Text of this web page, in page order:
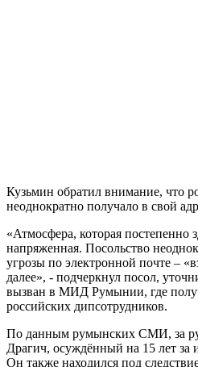
Кузьмин обратил внимание, что
неоднократно получало в свой
«Атмосфера, которая постепенно
напряженная. Посольство
угрозы по электронной почте –
далее», - подчеркнул посол,
вызван в МИД Румынии, где
российских дипсотрудников.
По данным румынских СМИ, за
Драгич, осуждённый на 15 лет за
Он также находился под